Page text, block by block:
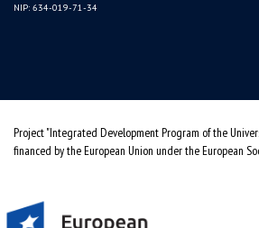
NIP: 634-019-71-34
Project "Integrated Development Program of the
financed by the European Union under the European